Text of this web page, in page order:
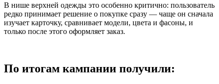
В нише верхней одежды это особенно критично: пользователь
редко принимает решение о покупке сразу — чаще он сначала
изучает карточку, сравнивает модели, цвета и фасоны, и
только после этого оформляет заказ.
По итогам кампании получили: